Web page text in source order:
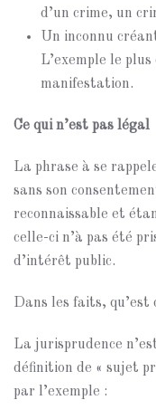
d’un crime, un
Un inconnu
L’exemple le
manifestation.
Ce qui n’est pas légal
La phrase à se
sans son
reconnaissable et
celle-ci n’à pas été
d’intérêt public.
Dans les faits, qu’est
La jurisprudence
définition de « sujet
par l’exemple :